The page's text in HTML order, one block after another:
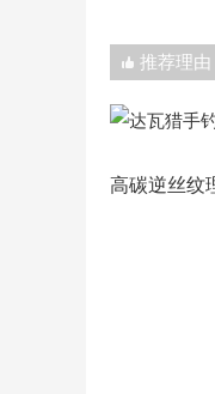
推荐理由
高碳逆丝纹